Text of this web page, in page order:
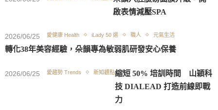
啟表情減壓SPA
愛健康 Health iLady 50 選 職人 元氣生活
轉化38年美容經驗，朵韻專為敏弱肌研發安心保養
2026/06/25
愛趨勢 Trends 新知觀點縮短 50% 培訓時間 山穎科
技 DIALEAD 打造前線即戰
力
2026/06/25